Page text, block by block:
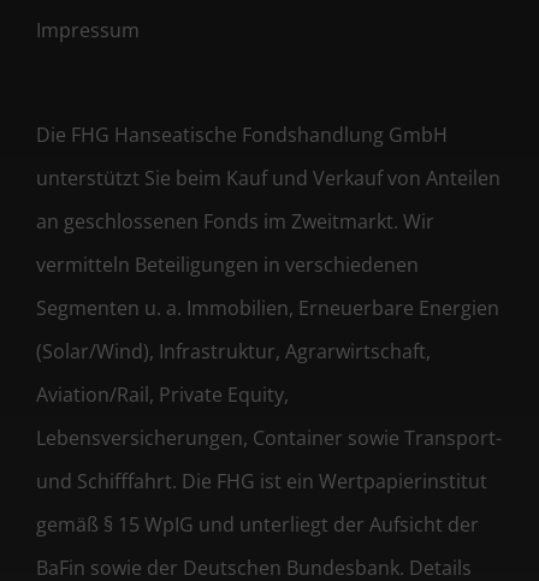
Impressum
Die FHG Hanseatische Fondshandlung GmbH
unterstützt Sie beim Kauf und Verkauf von Anteilen
an geschlossenen Fonds im Zweitmarkt. Wir
vermitteln Beteiligungen in verschiedenen
Segmenten u. a. Immobilien, Erneuerbare Energien
(Solar/Wind), Infrastruktur, Agrarwirtschaft,
Aviation/Rail, Private Equity,
Lebensversicherungen, Container sowie Transport-
und Schifffahrt. Die FHG ist ein Wertpapierinstitut
gemäß § 15 WpIG und unterliegt der Aufsicht der
BaFin sowie der Deutschen Bundesbank. Details